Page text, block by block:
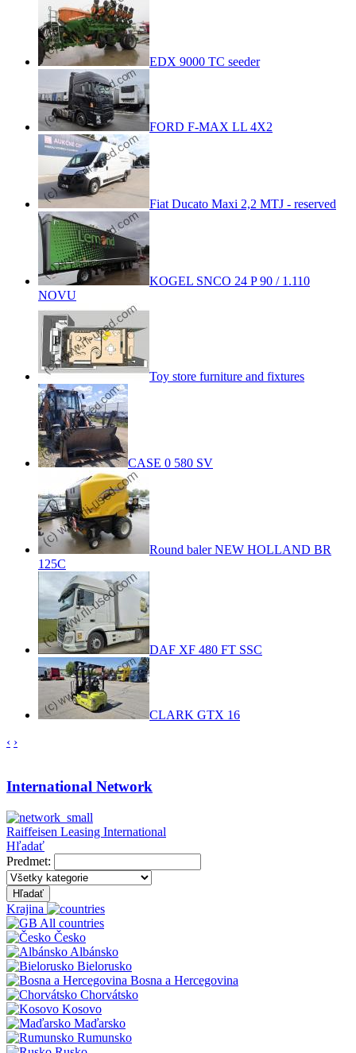
EDX 9000 TC seeder
FORD F-MAX LL 4X2
Fiat Ducato Maxi 2,2 MTJ - reserved
KOGEL SNCO 24 P 90 / 1.110
NOVU
Toy store furniture and fixtures
CASE 0 580 SV
Round baler NEW HOLLAND BR
125C
DAF XF 480 FT SSC
CLARK GTX 16
‹ ›
International Network
Raiffeisen Leasing International
Hľadať
Predmet:
Hľadať
Krajina
All countries
Česko
Albánsko
Bielorusko
Bosna a Hercegovina
Chorvátsko
Kosovo
Maďarsko
Rumunsko